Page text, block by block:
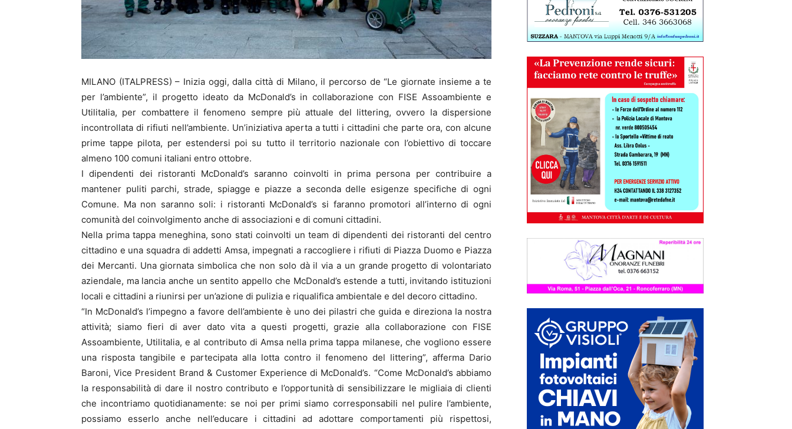
MILANO (ITALPRESS) – Inizia oggi, dalla città di Milano, il percorso de “Le giornate insieme a te
per l’ambiente”, il progetto ideato da McDonald’s in collaborazione con FISE Assoambiente e
Utilitalia, per combattere il fenomeno sempre più attuale del littering, ovvero la dispersione
incontrollata di rifiuti nell’ambiente. Un’iniziativa aperta a tutti i cittadini che parte ora, con alcune
prime tappe pilota, per estendersi poi su tutto il territorio nazionale con l’obiettivo di toccare
almeno 100 comuni italiani entro ottobre.
I dipendenti dei ristoranti McDonald’s saranno coinvolti in prima persona per contribuire a
mantener puliti parchi, strade, spiagge e piazze a seconda delle esigenze specifiche di ogni
Comune. Ma non saranno soli: i ristoranti McDonald’s si faranno promotori all’interno di ogni
comunità del coinvolgimento anche di associazioni e di comuni cittadini.
Nella prima tappa meneghina, sono stati coinvolti un team di dipendenti dei ristoranti del centro
cittadino e una squadra di addetti Amsa, impegnati a raccogliere i rifiuti di Piazza Duomo e Piazza
dei Mercanti. Una giornata simbolica che non solo dà il via a un grande progetto di volontariato
aziendale, ma lancia anche un sentito appello che McDonald’s estende a tutti, invitando istituzioni
locali e cittadini a riunirsi per un’azione di pulizia e riqualifica ambientale e del decoro cittadino.
“In McDonald’s l’impegno a favore dell’ambiente è uno dei pilastri che guida e direziona la nostra
attività; siamo fieri di aver dato vita a questi progetti, grazie alla collaborazione con FISE
Assoambiente, Utilitalia, e al contributo di Amsa nella prima tappa milanese, che vogliono essere
una risposta tangibile e partecipata alla lotta contro il fenomeno del littering”, afferma Dario
Baroni, Vice President Brand & Customer Experience di McDonald’s. “Come McDonald’s abbiamo
la responsabilità di dare il nostro contributo e l’opportunità di sensibilizzare le migliaia di clienti
che incontriamo quotidianamente: se noi per primi siamo corresponsabili nel pulire l’ambiente,
possiamo esserlo anche nell’educare i cittadini ad adottare comportamenti più rispettosi,